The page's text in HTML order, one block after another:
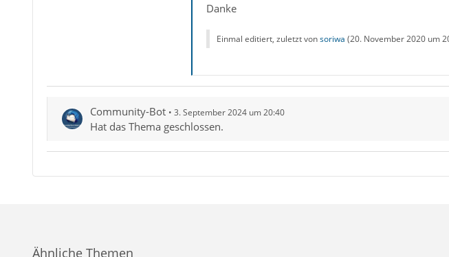
Danke
Einmal editiert, zuletzt vonsoriwa (20. November 2020 um
Community-Bot 3. September 2024 um 20:40
Hat das Thema geschlossen.
Ähnliche Themen